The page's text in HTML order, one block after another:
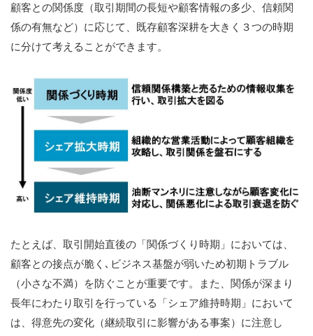
顧客との関係度（取引期間の長短や顧客情報の多少、信頼関
係の有無など）に応じて、既存顧客深耕を大きく３つの時期
に分けて考えることができます。
たとえば、取引開始直後の「関係づくり時期」においては、
顧客との接点が脆く､ビジネス基盤が弱いため初期トラブル
（小さな不満）を防ぐことが重要です。また、関係が深まり
長年にわたり取引を行っている「シェア維持時期」において
は、得意先の変化（継続取引に影響がある事案）に注意し
お問い合わせ
ご支援実績
売上UPと新規顧客開拓を実現した営業力強化コンサル
営業力診断アンケートによる営業力強化事例
デジタルマーケティングによる販促・営業事例
お役立ち情報
【無料】30分オンライン相談会